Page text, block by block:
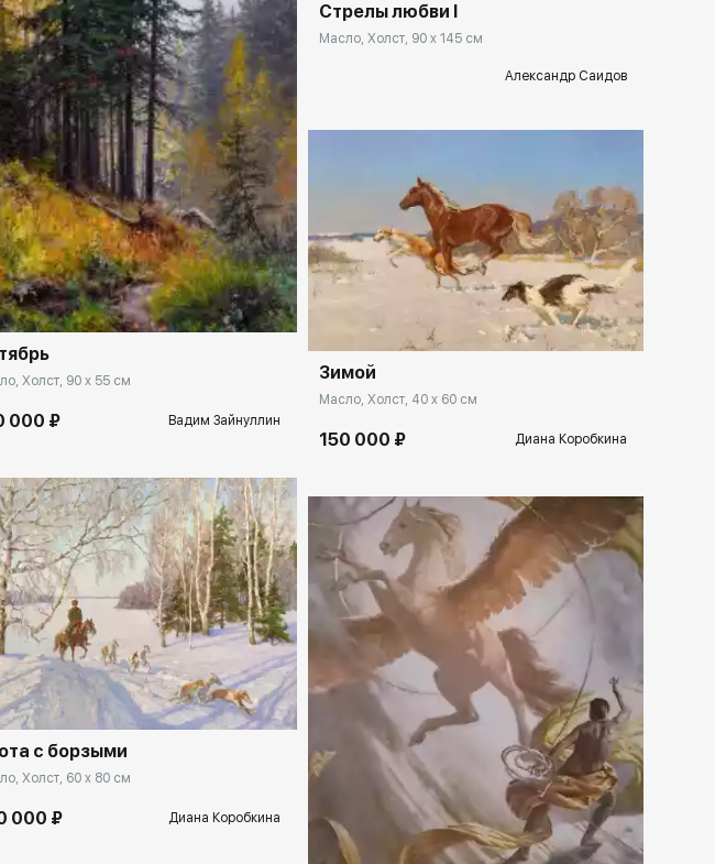
rakovgallery.ru
Холст, 90 x 55 см
000 ₽ Вадим Зайнуллин
rakovgallery.ru
с борзыми
Холст, 60 x 80 см
000 ₽ Диана Коробкина
Стрелы любви I
Масло, Холст, 90 x 145 см
Александр Саидов
Домен: rakovgallery.ru
Зимой
Масло, Холст, 40 x 60 см
150 000 ₽ Диана Коробкина
rakovgallery.ru